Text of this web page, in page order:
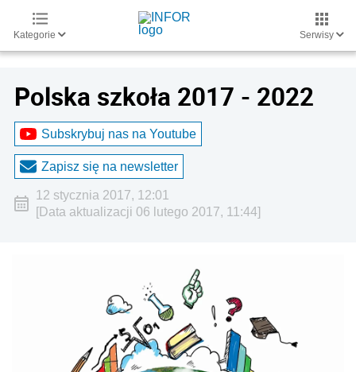
Kategorie Serwisy
Polska szkoła 2017 - 2022
Subskrybuj nas na Youtube
Zapisz się na newsletter
12 stycznia 2017, 12:01
[Data aktualizacji 06 lutego 2017, 11:44]